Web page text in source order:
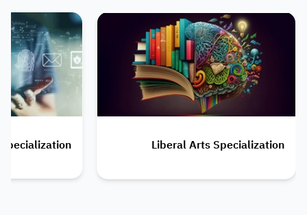
Liberal Arts Specialization